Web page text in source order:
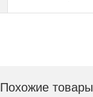
Похожие товары